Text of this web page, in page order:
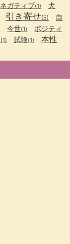
ネガティブ(1) 犬
引き寄せ(5)
自
今世(1)
ポジティ
(1) 試験(1) 本性